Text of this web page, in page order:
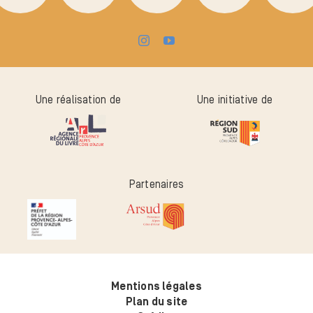
Une réalisation de Une initiative de
Partenaires
Mentions légales
Plan du site